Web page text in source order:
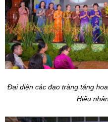
Đại diện các đạo tràng tặng
Hiếu